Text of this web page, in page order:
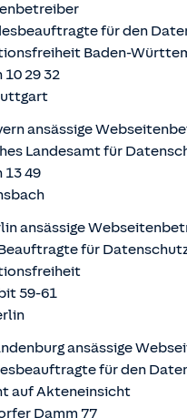
für den
Baden-
29 32
ansässige
Landesamt für
13 49
ansässige
für
59-61
ansässige
für den
auf Akteneinsicht
Damm 77